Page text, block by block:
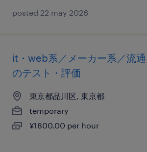
posted 22 may 2026
it・web系／メーカー系／流
のテスト・評価
東京都品川区, 東京都
temporary
¥1800.00 per hour